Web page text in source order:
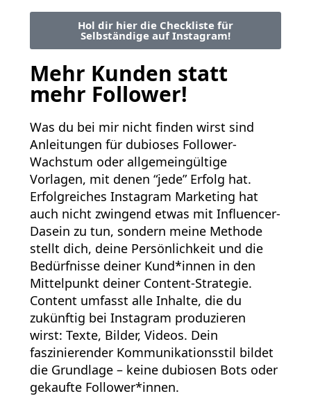
Hol dir hier die Checkliste für
Selbständige auf Instagram!
Mehr Kunden statt
mehr Follower!
Was du bei mir nicht finden wirst sind
Anleitungen für dubioses Follower-
Wachstum oder allgemeingültige
Vorlagen, mit denen “jede” Erfolg hat.
Erfolgreiches Instagram Marketing hat
auch nicht zwingend etwas mit Influencer-
Dasein zu tun, sondern meine Methode
stellt dich, deine Persönlichkeit und die
Bedürfnisse deiner Kund*innen in den
Mittelpunkt deiner Content-Strategie.
Content umfasst alle Inhalte, die du
zukünftig bei Instagram produzieren
wirst: Texte, Bilder, Videos. Dein
faszinierender Kommunikationsstil bildet
die Grundlage – keine dubiosen Bots oder
gekaufte Follower*innen.